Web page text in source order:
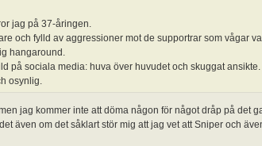
jag på 37-åringen.
och fylld av aggressioner mot de supportrar som vågar
hangaround.
på sociala media: huva över huvudet och skuggat ansikte.
osynlig.
jag kommer inte att döma någon för något dråp på det
även om det såklart stör mig att jag vet att Sniper och